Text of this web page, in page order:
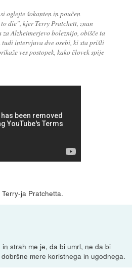
oglejte šokanten in poučen
die", kjer Terry Pratchett, znan
Alzheimerjevo boleznijo, obišče ta
intervjuva dve osebi, ki sta prišli
ves postopek, kako človek spije
ja Pratchetta.
strah me je, da bi umrl, ne da bi
mere koristnega in ugodnega.